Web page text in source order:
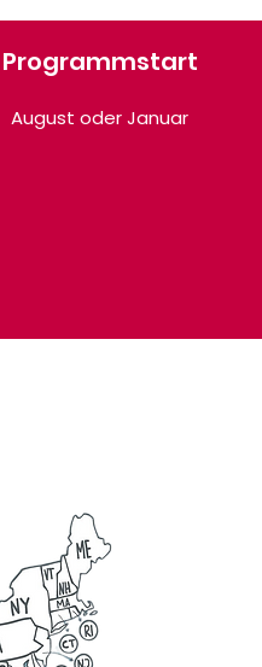
Programmstart
August oder Januar